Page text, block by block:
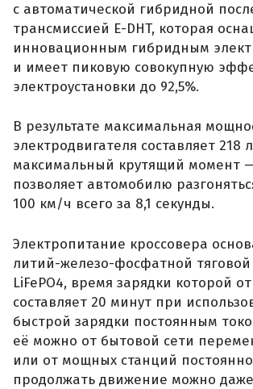
с автоматической гибридной
трансмиссией E-DHT, которая
инновационным гибридным
и имеет пиковую совокупную
электроустановки до 92,5%.
В результате максимальная
электродвигателя составляет 218
максимальный крутящий момент —
позволяет автомобилю
100 км/ч всего за 8,1 секунды.
Электропитание кроссовера
литий-железо-фосфатной тяговой
LiFePO4, время зарядки которой
составляет 20 минут при
быстрой зарядки постоянным
её можно от бытовой сети
или от мощных станций
продолжать движение можно даже